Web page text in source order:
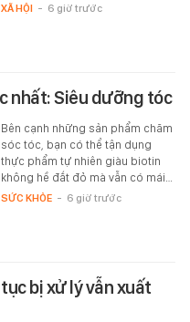
XÃ HỘI - 6 giờ trước
nhất: Siêu dưỡng tóc
Bên cạnh những sản phẩm chăm
sóc tóc, bạn có thể tận dụng
thực phẩm tự nhiên giàu biotin
không hề đắt đỏ mà vẫn có mái…
SỨC KHỎE - 6 giờ trước
bị xử lý vẫn xuất